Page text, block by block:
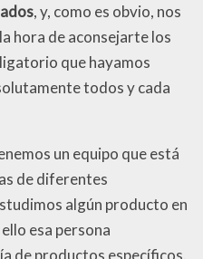
, y, como es obvio, nos
hora de aconsejarte los
que hayamos
todos y cada
un equipo que está
de diferentes
algún producto en
esa persona
de productos específicos.